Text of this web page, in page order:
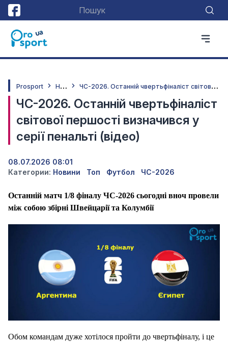
Prosport Н
овини Ч
С-2026. Останній чвертьфіналіст світової першості визначився у серії пенальті (відео)
ЧС-2026. Останній чвертьфіналіст
світової першості визначився у
серії пенальті (відео)
08.07.2026 08:01
Категории: Новини Топ Футбол ЧС-2026
Останній матч 1/8 фіналу ЧС-2026 сьогодні вноч провели
між собою збірні Швейцарії та Колумбії
Обом командам дуже хотілося пройти до чвертьфіналу, і це